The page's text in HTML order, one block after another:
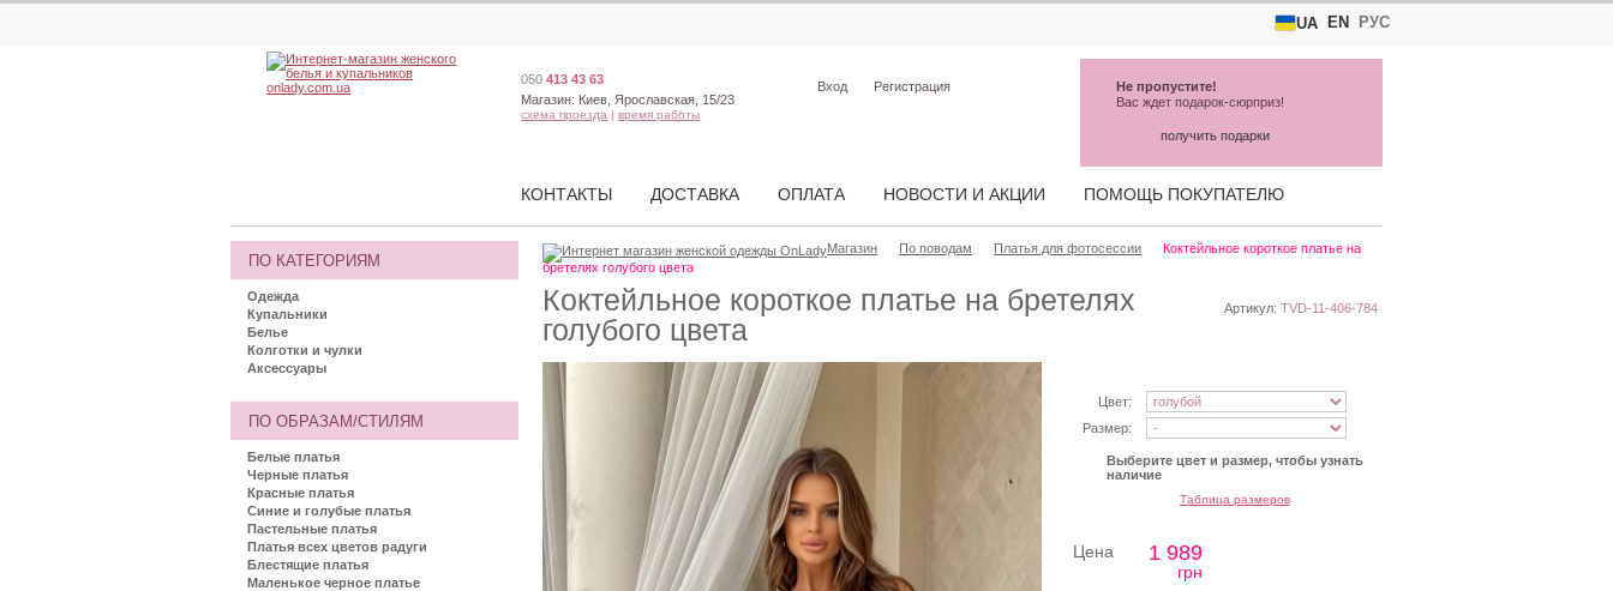
UA EN РУС
Коктейльное короткое платье на бретелях
голубого цвета
Артикул: TVD-11-406-784
Цвет:
Размер:
Выберите цвет и размер, чтобы узнать
наличие
Таблица размеров
Цена 1 989
грн
Магазин По поводам Платья для фотосессии
Коктейльное короткое платье на
бретелях голубого цвета
ПО КАТЕГОРИЯМ
Одежда
Купальники
Белье
Колготки и чулки
Аксессуары
ПО ОБРАЗАМ/СТИЛЯМ
Белые платья
Черные платья
Красные платья
Синие и голубые платья
Пастельные платья
Платья всех цветов радуги
Блестящие платья
Маленькое черное платье
050 413 43 63
Магазин: Киев, Ярославская, 15/23
схема проезда | время работы
Вход Регистрация
КОНТАКТЫ ДОСТАВКА ОПЛАТА НОВОСТИ И АКЦИИ ПОМОЩЬ ПОКУПАТЕЛЮ
Не пропустите!
Вас ждет подарок-сюрприз!
получить подарки